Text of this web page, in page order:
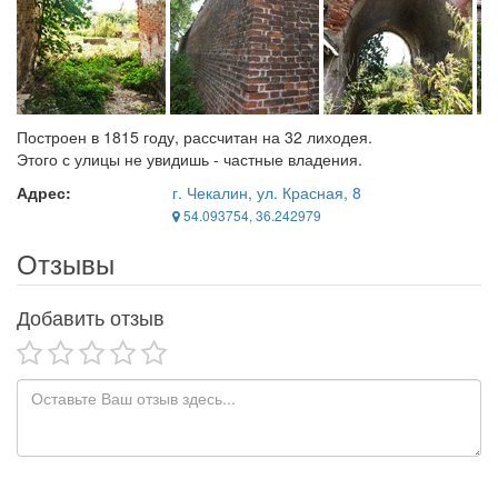
Построен в 1815 году, рассчитан на 32 лиходея.
Этого с улицы не увидишь - частные владения.
Адрес:
г. Чекалин, ул. Красная, 8
54.093754, 36.242979
Отзывы
Добавить отзыв